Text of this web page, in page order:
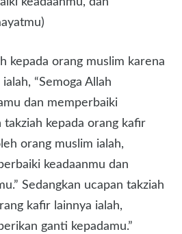
kepada orang muslim karena
“Semoga Allah
dan memperbaiki
takziah kepada orang kafir
orang muslim ialah,
keadaanmu dan
Sedangkan ucapan takziah
kafir lainnya ialah,
ganti kepadamu.”